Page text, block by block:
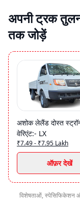
अपनी ट्रक
तक जोड़ें
अशोक लेलैंड दोस्त
वेरिएंट:- LX
₹7.49 - ₹7.95 Lakh
ऑफ़र देखें
विशेषताओं, स्पेसिफिकेशन